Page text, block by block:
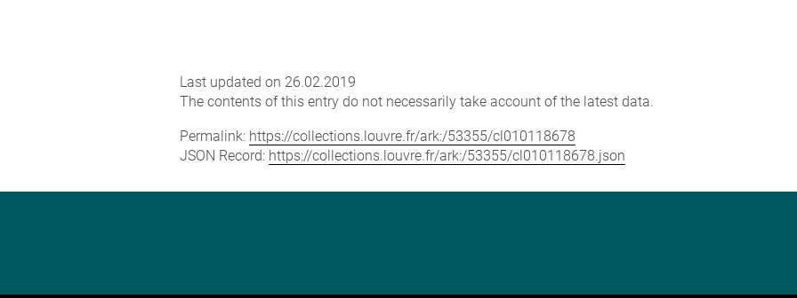
Last updated on 26.02.2019
The contents of this entry do not necessarily take account of the latest data.
Permalink: https://collections.louvre.fr/ark:/53355/cl010118678
JSON Record: https://collections.louvre.fr/ark:/53355/cl010118678.json